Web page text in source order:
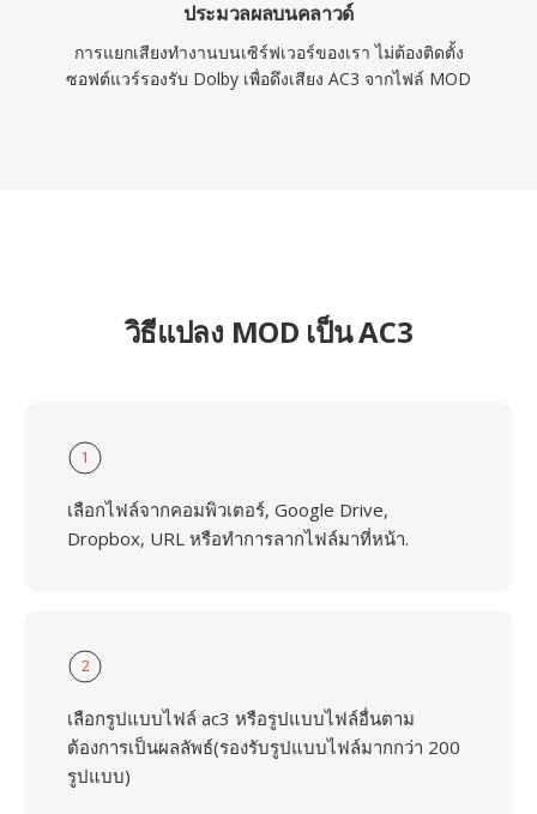
ประมวลผลบนคลาวด์
การแยกเสียงทำงานบนเซิร์ฟเวอร์ของเรา ไม่ต้องติดตั้ง
ซอฟต์แวร์รองรับ Dolby เพื่อดึงเสียง AC3 จากไฟล์ MOD
วิธีแปลง MOD เป็น AC3
1
เลือกไฟล์จากคอมพิวเตอร์, Google Drive,
Dropbox, URL หรือทำการลากไฟล์มาที่หน้า.
2
เลือกรูปแบบไฟล์ ac3 หรือรูปแบบไฟล์อื่นตาม
ต้องการเป็นผลลัพธ์(รองรับรูปแบบไฟล์มากกว่า 200
รูปแบบ)